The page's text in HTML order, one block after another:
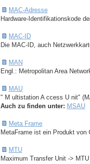
MAC-Adresse
Hardware-Identifikationskode
MAC-ID
Die MAC-ID, auch
MAN
Engl.: Metropolitan Area
MAU
" M ultistation A ccess U nit"
Auch zu finden unter: MSAU
Meta Frame
MetaFrame ist ein Produkt
MTU
Maximum Transfer Unit ->